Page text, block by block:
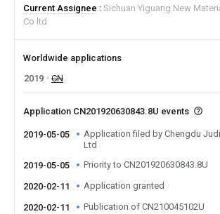
Current Assignee
Sichuan Yiguang New
Co ltd
Worldwide applications
2019
CN
Application CN201920630843.8U events
2019-05-05
Application filed by Chengdu
Ltd
2019-05-05
Priority to CN201920630843.8U
2020-02-11 Application granted
2020-02-11 Publication of CN210045102U